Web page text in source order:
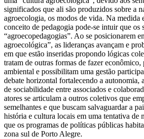
significados que ali são produzidos sobre a
agroecologia, os modos de vida. Na medida
conceito de pedagogia pode-se intuir que os
“agroecopedagogias”. Ao se posicionarem
agroecológica”, as lideranças avançam e
em que estão inseridas propondo lógicas
tratam de outras formas de fazer
ambiental e possibilitam uma gestão
debate horizontal fortalecendo a autonomia,
de sociabilidade entre associados e
atores se articulam a outros coletivos que
semelhantes e que buscam salvaguardar a
história e cultura locais em uma tentativa de
que os programas de políticas públicas
zona sul de Porto Alegre.